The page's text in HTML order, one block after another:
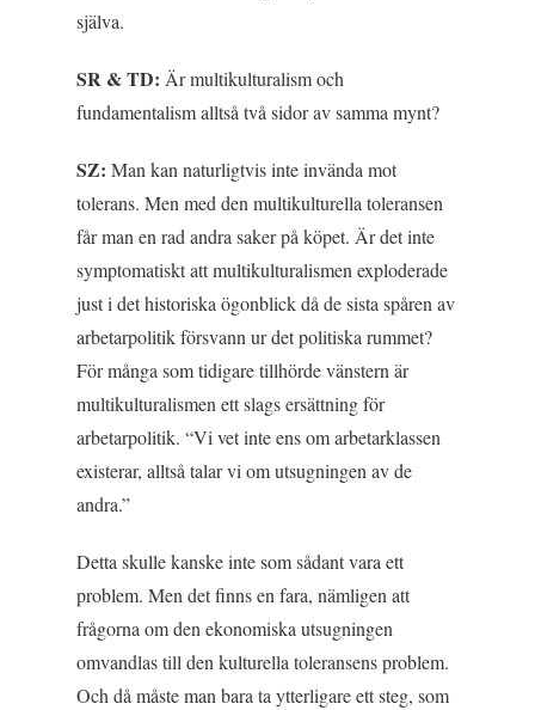
själva.
SR & TD: Är multikulturalism och
fundamentalism alltså två sidor av samma mynt?
SZ: Man kan naturligtvis inte invända mot
tolerans. Men med den multikulturella toleransen
får man en rad andra saker på köpet. Är det inte
symptomatiskt att multikulturalismen exploderade
just i det historiska ögonblick då de sista spåren av
arbetarpolitik försvann ur det politiska rummet?
För många som tidigare tillhörde vänstern är
multikulturalismen ett slags ersättning för
arbetarpolitik. “Vi vet inte ens om arbetarklassen
existerar, alltså talar vi om utsugningen av de
andra.”
Detta skulle kanske inte som sådant vara ett
problem. Men det finns en fara, nämligen att
frågorna om den ekonomiska utsugningen
omvandlas till den kulturella toleransens problem.
Och då måste man bara ta ytterligare ett steg, som